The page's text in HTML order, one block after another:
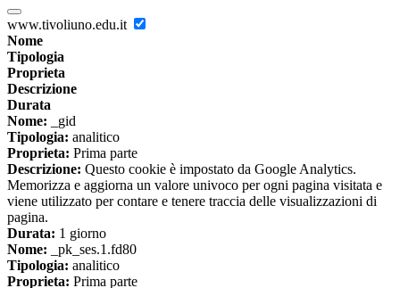
www.tivoliuno.edu.it
Nome
Tipologia
Proprieta
Descrizione
Durata
Nome: _gid
Tipologia: analitico
Proprieta: Prima parte
Descrizione: Questo cookie è impostato da Google Analytics.
Memorizza e aggiorna un valore univoco per ogni pagina visitata e
viene utilizzato per contare e tenere traccia delle visualizzazioni di
pagina.
Durata: 1 giorno
Nome: _pk_ses.1.fd80
Tipologia: analitico
Proprieta: Prima parte